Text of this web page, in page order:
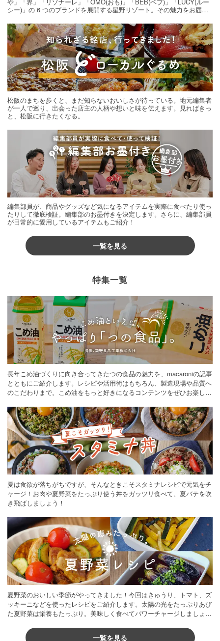
シー)」の 6 つのブランドを展開する星野リゾート。その魅力をお届け
松阪のまちを歩くと、まだ知らないおいしさが待っている。地元編集者
が一人で巡り、出会った店主の人柄や想いと味を伝えます。見ればきっ
と、松阪に行きたくなる。
編集部員が、商品やグッズなど気になるアイテムを実際に食べたり使っ
たりして徹底検証。編集部のお墨付きを決定します。さらに、編集部員
が日常的に愛用しているアイテムもご紹介！
一覧を見る
特集一覧
長年こめ油づくりに向き合ってきたつの食品の魅力を、macaroniの記事
とともにご紹介します。レシピや活用術はもちろん、製造現場や品質へ
のこだわりまで。こめ油をもっと好きになるコンテンツをぜひお楽しみ
夏は食欲が落ちがちですが、そんなときこそスタミナレシピで元気をチ
ャージ！お肉や夏野菜をたっぷり使う丼をガッツリ食べて、夏バテを吹
き飛ばしましょう！
夏野菜のおいしい季節がやってきました！今回はきゅうり、トマト、ズ
ッキーニなどを使ったレシピをご紹介します。太陽の光をたっぷりあび
た夏野菜は栄養もたっぷり。美味しく食べてパワーチャージしましょう
一覧を見る